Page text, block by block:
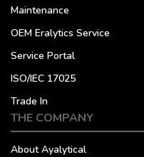
Maintenance
OEM Eralytics Service
Service Portal
ISO/IEC 17025
Trade In
THE COMPANY
About Ayalytical